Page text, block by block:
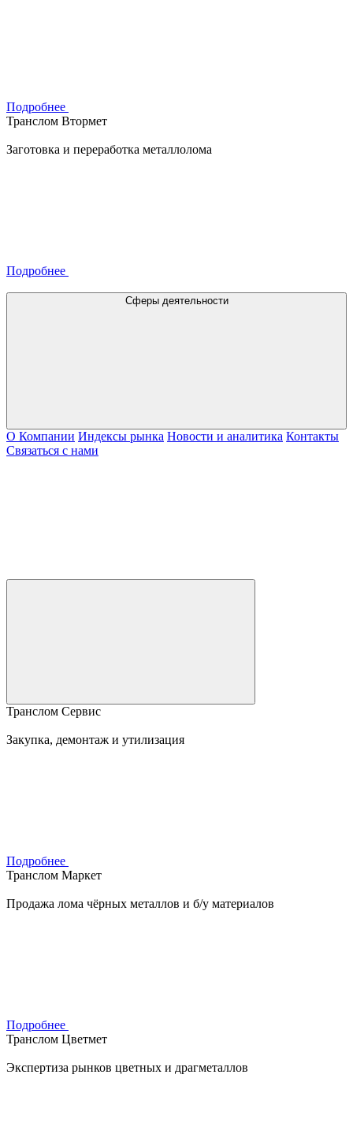
Подробнее
Транслом Втормет
Заготовка и переработка металлолома
Подробнее
Сферы деятельности
О Компании Индексы рынка Новости и аналитика Контакты
Связаться с нами
Транслом Сервис
Закупка, демонтаж и утилизация
Подробнее
Транслом Маркет
Продажа лома чёрных металлов и б/у материалов
Подробнее
Транслом Цветмет
Экспертиза рынков цветных и драгметаллов